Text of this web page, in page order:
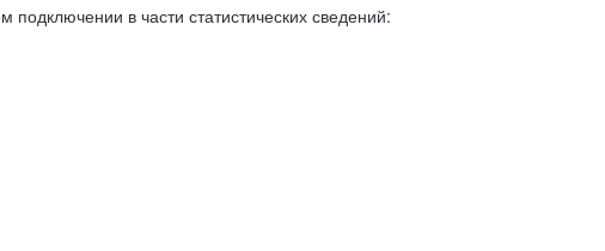
в части статистических сведений: